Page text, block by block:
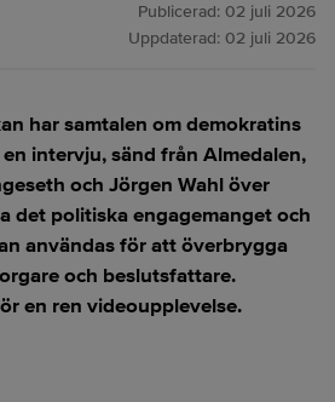
Publicerad: 02 juli 2026
Uppdaterad: 02 juli 2026
har samtalen om demokratins
intervju, sänd från Almedalen,
och Jörgen Wahl över
det politiska engagemanget och
användas för att överbrygga
och beslutsfattare.
en ren videoupplevelse.